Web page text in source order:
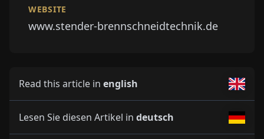
WEBSITE
www.stender-brennschneidtechnik.de
Read this article in english
Lesen Sie diesen Artikel in deutsch